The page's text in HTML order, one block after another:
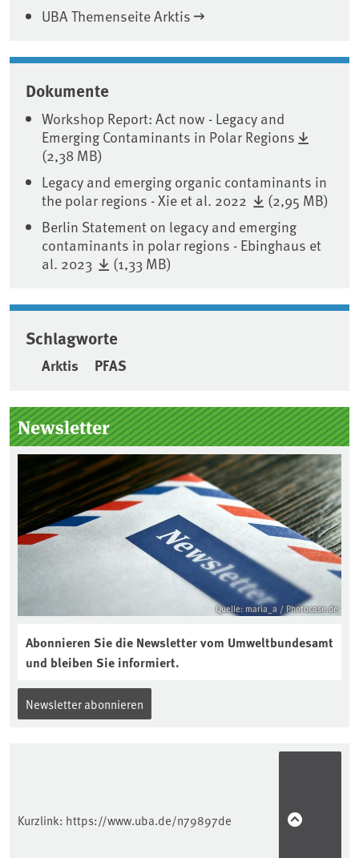
UBA Themenseite Arktis
Dokumente
Workshop Report: Act now - Legacy and
Emerging Contaminants in Polar Regions
(2,38 MB)
Legacy and emerging organic contaminants in
the polar regions - Xie et al. 2022
(2,95 MB)
Berlin Statement on legacy and emerging
contaminants in polar regions - Ebinghaus et
al. 2023
(1,33 MB)
Schlagworte
Arktis PFAS
Seitenleiste
Newsletter
Quelle: maria_a / Photocase.de
Abonnieren Sie die Newsletter vom Umweltbundesamt
und bleiben Sie informiert.
Newsletter abonnieren
Kurzlink: https://www.uba.de/n79897de